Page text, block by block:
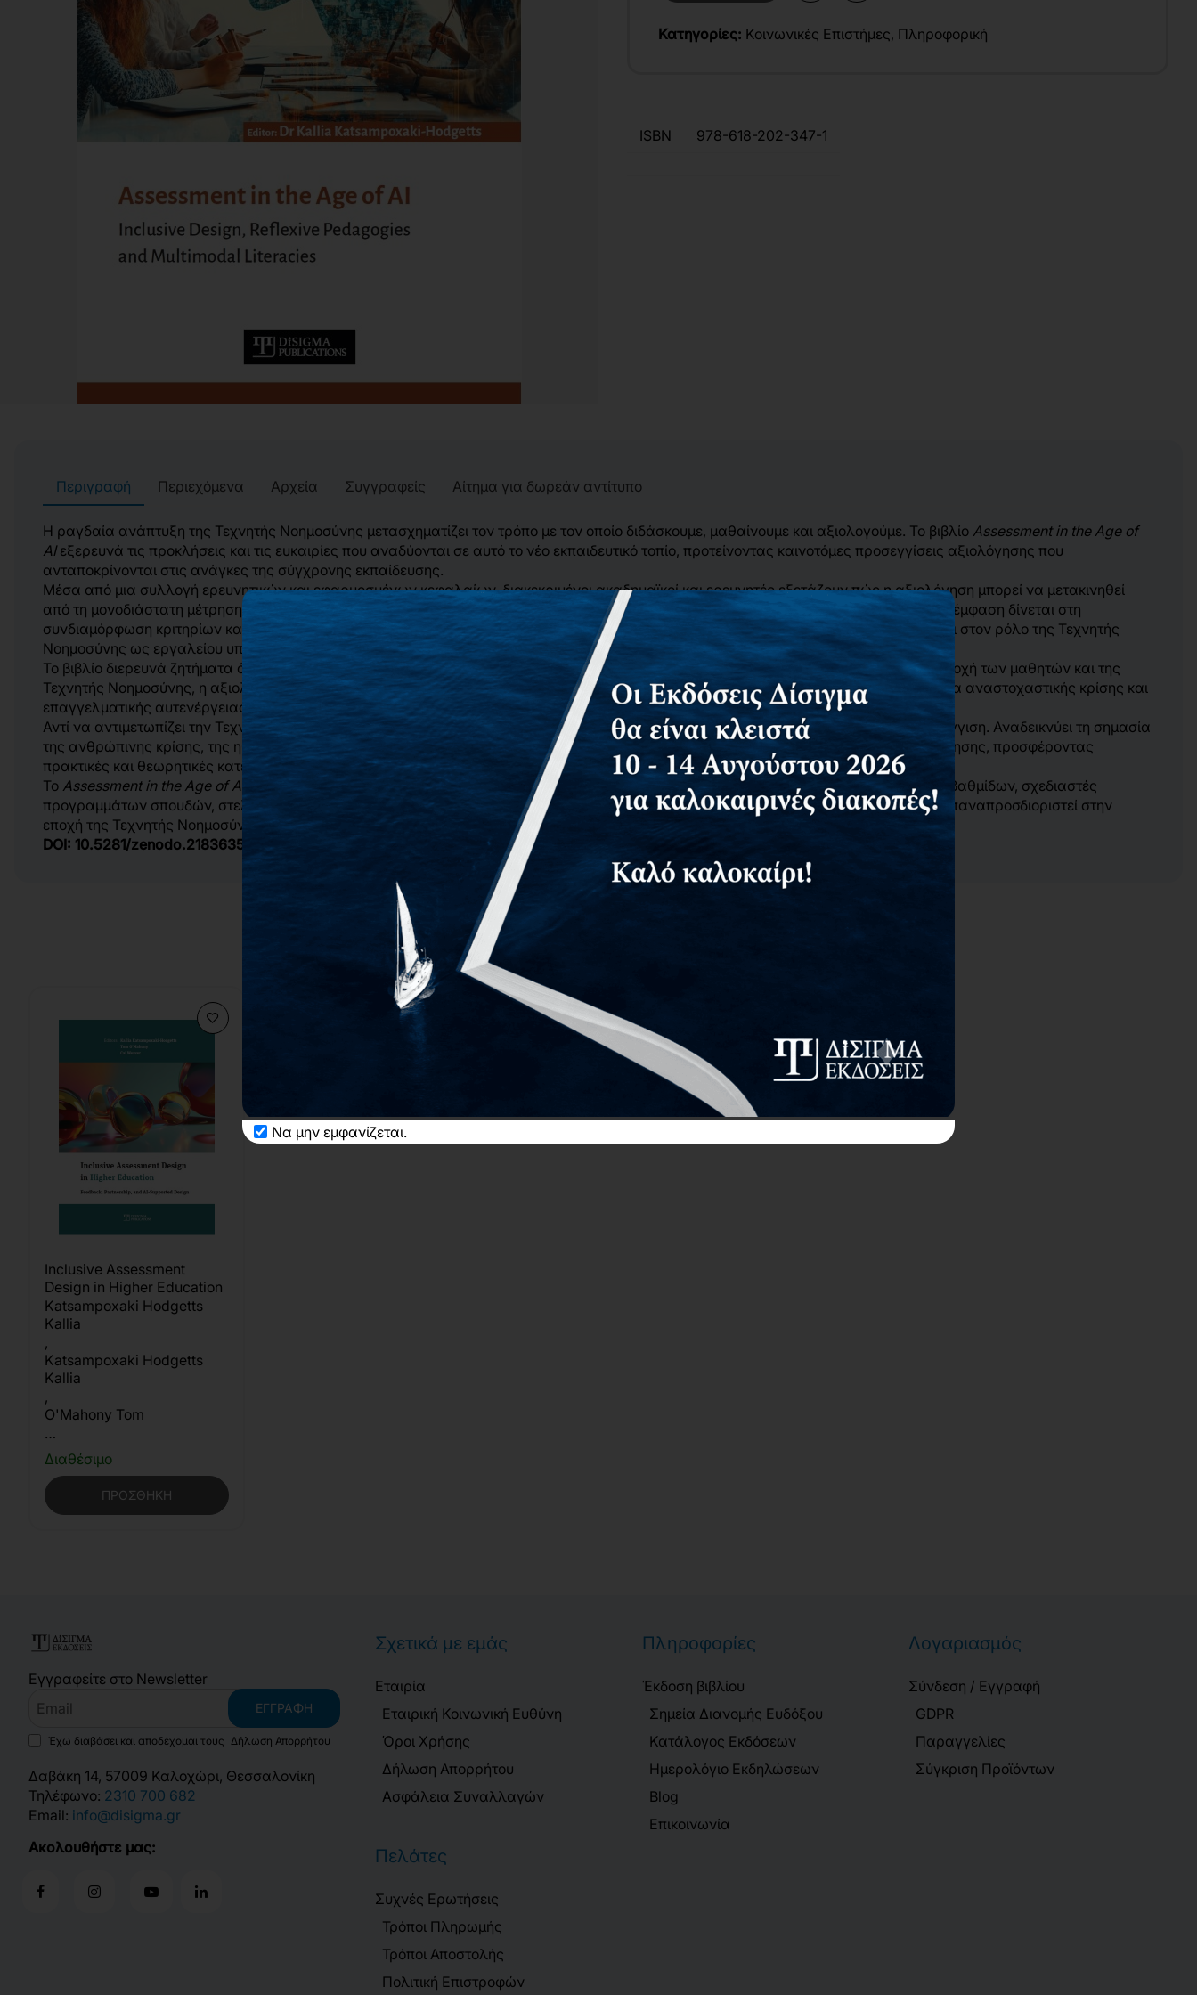
Να μην εμφανίζεται.
Κατηγορίες: Κοινωνικές Επιστήμες, Πληροφορική
ISBN 978-618-202-347-1
Περιγραφή Περιεχόμενα Αρχεία Συγγραφείς Αίτημα για δωρεάν αντίτυπο
Η ραγδαία ανάπτυξη της Τεχνητής Νοημοσύνης μετασχηματίζει τον τρόπο με τον οποίο διδάσκουμε, μαθαίνουμε και αξιολογούμε. Το βιβλίο Assessment in the Age of
AIεξερευνά τις προκλήσεις και τις ευκαιρίες που αναδύονται σε αυτό το νέο εκπαιδευτικό τοπίο, προτείνοντας καινοτόμες προσεγγίσεις αξιολόγησης που
ανταποκρίνονται στις ανάγκες της σύγχρονης εκπαίδευσης.
Μέσα από μια συλλογή ερευνητικών και εφαρμοσμένων κεφαλαίων, διακεκριμένοι ακαδημαϊκοί και ερευνητές εξετάζουν πώς η αξιολόγηση μπορεί να μετακινηθεί
από τη μονοδιάστατη μέτρηση της επίδοσης προς μια πιο συμμετοχική, συμπεριληπτική και αναστοχαστική διαδικασία μάθησης. Ιδιαίτερη έμφαση δίνεται στη
συνδιαμόρφωση κριτηρίων και ρουμπρικών αξιολόγησης με τους φοιτητές, στην αξιοποίηση πολυτροπικών μορφών έκφρασης, καθώς και στον ρόλο της Τεχνητής
Νοημοσύνης ως εργαλείου υποστήριξης της μάθησης και της εκπαιδευτικής κρίσης.
Το βιβλίο διερευνά ζητήματα όπως η ανάπτυξη του AI literacy των εκπαιδευτικών, η συν-σχεδίαση διαδικασιών αξιολόγησης με τη συμμετοχή των μαθητών και της
Τεχνητής Νοημοσύνης, η αξιολόγηση βασισμένη στη διαδικασία μάθησης, οι πολυτροπικές μορφές αξιολόγησης, καθώς και η καλλιέργεια αναστοχαστικής κρίσης και
επαγγελματικής αυτενέργειας σε περιβάλλοντα πλούσια σε τεχνολογίες AI.
Αντί να αντιμετωπίζει την Τεχνητή Νοημοσύνη είτε ως απειλή είτε ως εύκολη λύση, το έργο προτείνει μια ισορροπημένη και κριτική προσέγγιση. Αναδεικνύει τη σημασία
της ανθρώπινης κρίσης, της ηθικής ευθύνης, της συνεργασίας και της ενεργού συμμετοχής των εκπαιδευομένων στη διαδικασία αξιολόγησης, προσφέροντας
πρακτικές και θεωρητικές κατευθύνσεις για το μέλλον της εκπαίδευσης.
Το Assessment in the Age of AI αποτελεί πολύτιμο ανάγνωσμα για ερευνητές, πανεπιστημιακούς διδάσκοντες, εκπαιδευτικούς όλων των βαθμίδων, σχεδιαστές
προγραμμάτων σπουδών, στελέχη εκπαιδευτικών οργανισμών και όσους ενδιαφέρονται να κατανοήσουν πώς η αξιολόγηση μπορεί να επαναπροσδιοριστεί στην
εποχή της Τεχνητής Νοημοσύνης.
DOI: 10.5281/zenodo.21836356
Διαθέσιμο
Inclusive Assessment
Design in Higher Education
Katsampoxaki Hodgetts
Kallia
,
Katsampoxaki Hodgetts
Kallia
,
O'Mahony Tom
…
ΠΡΟΣΘΉΚΗ
Εγγραφείτε στο Newsletter
ΕΓΓΡΑΦΉ
Έχω διαβάσει και αποδέχομαι τους Δήλωση Απορρήτου
Δαβάκη 14, 57009 Καλοχώρι, Θεσσαλονίκη
Τηλέφωνο: 2310 700 682
Email: info@disigma.gr
Ακολουθήστε μας:
Σχετικά με εμάς
Εταιρία
Εταιρική Κοινωνική Ευθύνη
Όροι Χρήσης
Δήλωση Απορρήτου
Ασφάλεια Συναλλαγών
Πληροφορίες
Έκδοση βιβλίου
Σημεία Διανομής Ευδόξου
Κατάλογος Εκδόσεων
Ημερολόγιο Εκδηλώσεων
Blog
Επικοινωνία
Λογαριασμός
Σύνδεση / Εγγραφή
GDPR
Παραγγελίες
Σύγκριση Προϊόντων
Πελάτες
Συχνές Ερωτήσεις
Τρόποι Πληρωμής
Τρόποι Αποστολής
Πολιτική Επιστροφών